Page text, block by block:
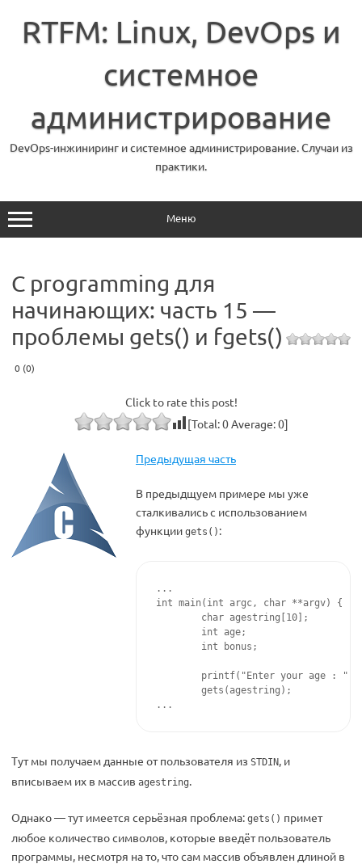
содержимому
RTFM: Linux, DevOps и
системное
администрирование
DevOps-инжиниринг и системное администрирование. Случаи из
практики.
Меню
C programming для
начинающих: часть 15 —
проблемы gets() и fgets()
0 (0)
Click to rate this post!
[Total:0Average:0]
Предыдущая часть
В предыдщуем примере мы уже
сталкивались с использованием
функции gets() :
...
int main(int argc, char **argv) {
        char agestring[10];
        int age;
        int bonus;
        printf("Enter your age : ");
        gets(agestring);
...
Тут мы получаем данные от пользователя из STDIN, и
вписываем их в массив agestring.
Однако — тут имеется серьёзная проблема: gets() примет
любое количество символов, которые введёт пользователь
программы, несмотря на то, что сам массив объявлен длиной в